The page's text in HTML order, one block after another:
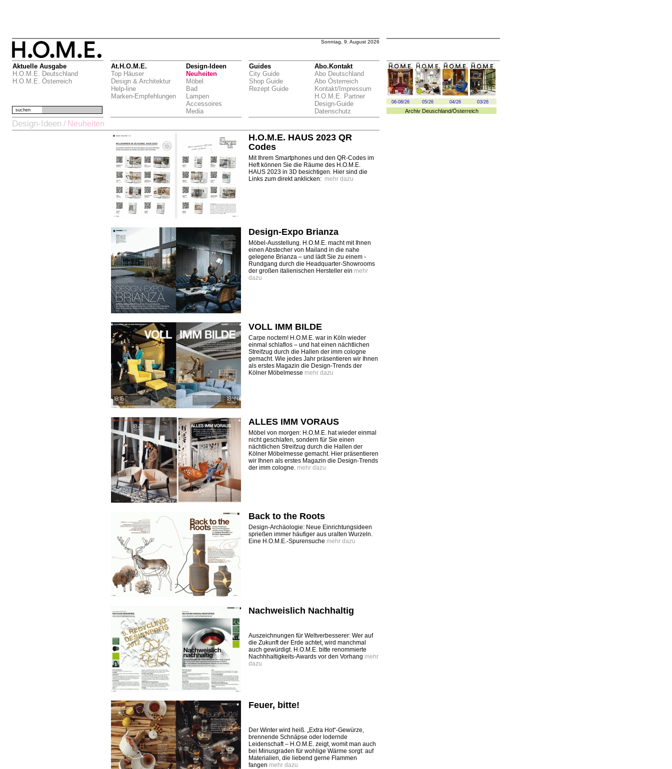
Sonntag, 9. August 2026
Aktuelle Ausgabe
H.O.M.E. Deutschland
H.O.M.E. Österreich
At.H.O.M.E.
Top Häuser
Design & Architektur
Help-line
Marken-Empfehlungen
Design-Ideen
Neuheiten
Möbel
Bad
Lampen
Accessoires
Media
Guides
City Guide
Shop Guide
Rezept Guide
Abo.Kontakt
Abo Deutschland
Abo Österreich
Kontakt/Impressum
H.O.M.E. Partner
Design-Guide
Datenschutz
06-08/26 05/26 04/26 03/26
Archiv Deuschland/Österreich
suchen
Design-Ideen / Neuheiten
H.O.M.E. HAUS 2023 QR
Codes
Mit Ihrem Smartphones und den QR-Codes im
Heft können Sie die Räume des H.O.M.E.
HAUS 2023 in 3D besichtigen. Hier sind die
Links zum direkt anklicken: mehr dazu
Design-Expo Brianza
Möbel-Ausstellung. H.O.M.E. macht mit Ihnen
einen Abstecher von Mailand in die nahe
gelegene Brianza – und lädt Sie zu einem ­
Rundgang durch die Headquarter-Showrooms
der großen italienischen Hersteller ein mehr
dazu
VOLL IMM BILDE
Carpe noctem! H.O.M.E. war in Köln wieder
einmal schlaflos – und hat einen nächtlichen
Streifzug durch die Hallen der imm cologne
gemacht. Wie jedes Jahr präsentieren wir Ihnen
als erstes Magazin die Design-Trends der
Kölner Möbelmesse mehr dazu
ALLES IMM VORAUS
Möbel von morgen: H.O.M.E. hat wieder einmal
nicht geschlafen, sondern für Sie einen
nächtlichen Streifzug durch die Hallen der
Kölner Möbelmesse gemacht. Hier präsentieren
wir Ihnen als erstes Magazin die Design-Trends
der imm cologne. mehr dazu
Back to the Roots
Design-Archäologie: Neue Einrichtungsideen
sprießen immer häufiger aus uralten Wurzeln.
Eine H.O.M.E.-Spurensuche mehr dazu
Nachweislich Nachhaltig
Auszeichnungen für Weltverbesserer: Wer auf
die Zukunft der Erde achtet, wird manchmal
auch gewürdigt. H.O.M.E. bitte renommierte
Nachhhaltigkeits-Awards vor den Vorhang mehr
dazu
Feuer, bitte!
Der Winter wird heiß. „Extra Hot“-Gewürze,
brennende Schnäpse oder lodernde
Leidenschaft – H.O.M.E. zeigt, womit man auch
bei Minusgraden für wohlige Wärme sorgt: auf
Materialien, die liebend gerne Flammen
fangen mehr dazu